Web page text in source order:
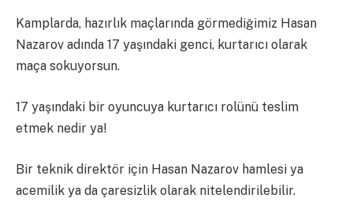
Kamplarda, hazırlık maçlarında görmediğimiz Hasan
Nazarov adında 17 yaşındaki genci, kurtarıcı olarak
maça sokuyorsun.
17 yaşındaki bir oyuncuya kurtarıcı rolünü teslim
etmek nedir ya!
Bir teknik direktör için Hasan Nazarov hamlesi ya
acemilik ya da çaresizlik olarak nitelendirilebilir.